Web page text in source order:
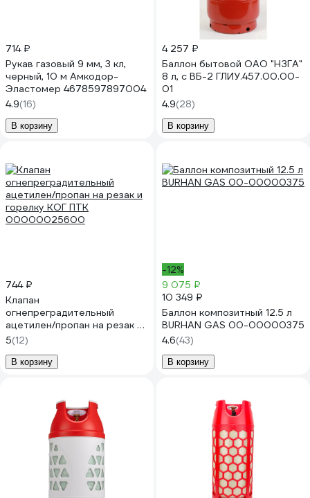
714 ₽
Рукав газовый 9 мм, 3 кл,
черный, 10 м Амкодор-
Эластомер 4678597897004
4.9(16)
В корзину
4 257 ₽
Баллон бытовой ОАО "НЗГА"
8 л, с ВБ-2 ГЛИУ.457.00.00-
01
4.9(28)
В корзину
744 ₽
Клапан
огнепреградительный
ацетилен/пропан на резак и
горелку КОГ ПТК
00000025600
5(12)
В корзину
-12%
9 075 ₽
10 349 ₽
Баллон композитный 12.5 л
BURHAN GAS 00-00000375
4.6(43)
В корзину